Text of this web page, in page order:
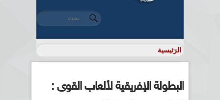
استمارة البحث
‏بحث ‏
البطولة الإفريقية لألعاب القوى :